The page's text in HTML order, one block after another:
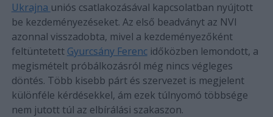
Ukrajna uniós csatlakozásával kapcsolatban nyújtott
be kezdeményezéseket. Az első beadványt az NVI
azonnal visszadobta, mivel a kezdeményezőként
feltüntetett Gyurcsány Ferencidőközben lemondott, a
megismételt próbálkozásról még nincs végleges
döntés. Több kisebb párt és szervezet is megjelent
különféle kérdésekkel, ám ezek túlnyomó többsége
nem jutott túl az elbírálási szakaszon.